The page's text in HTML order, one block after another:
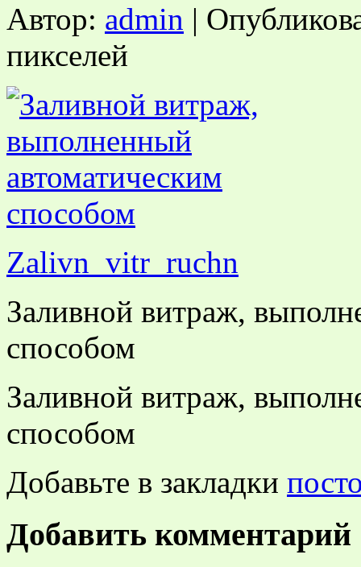
Автор: admin |
пикселей
Zalivn_vitr_ruchn
Заливной витраж,
способом
Заливной витраж,
способом
Добавьте в закладки
Добавить комментарий